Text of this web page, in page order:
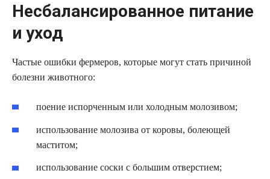
Несбалансированное питание
и уход
Частые ошибки фермеров, которые могут стать причиной
болезни животного:
поение испорченным или холодным молозивом;
использование молозива от коровы, болеющей
маститом;
использование соски с большим отверстием;